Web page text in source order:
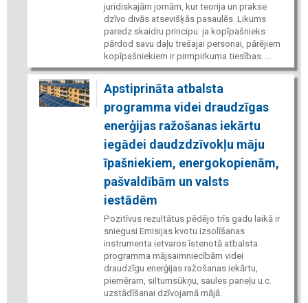
juridiskajām jomām, kur teorija un prakse
dzīvo divās atsevišķās pasaulēs. Likums
paredz skaidru principu: ja kopīpašnieks
pārdod savu daļu trešajai personai, pārējiem
kopīpašniekiem ir pirmpirkuma tiesības. ...
Apstiprināta atbalsta
programma videi draudzīgas
enerģijas ražošanas iekārtu
iegādei daudzdzīvokļu māju
īpašniekiem, energokopienām,
pašvaldībām un valsts
iestādēm
Pozitīvus rezultātus pēdējo trīs gadu laikā ir
sniegusi Emisijas kvotu izsolīšanas
instrumenta ietvaros īstenotā atbalsta
programma mājsaimniecībām videi
draudzīgu enerģijas ražošanas iekārtu,
piemēram, siltumsūkņu, saules paneļu u.c.
uzstādīšanai dzīvojamā mājā.